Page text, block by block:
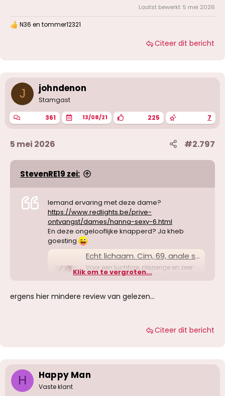
Laatst bewerkt: 5 mei 2026
W
n
g
n
:
N36 en tommer12321
Citeer dit bericht
J johndenon
Stamgast
361 13/08/21 225 7
5 mei 2026 #2.797
StevenRE19 zei:
Iemand ervaring met deze dame?
https://www.redlights.be/prive-
ontvangst/dames/hanna-sexy-6.html
En deze ongelooflijke knapperd? Ja kheb
goesting
Echt lichaam. Cim, 69, anale seks.
Voor een luchtige, plezierige en zeer
opwindende ontmoeting, bel me, mijn
natuurlijk lichaam, geen
Klik om te vergroten...
ergens hier mindere review van gelezen...
Citeer dit bericht
H Happy Man
Vaste klant